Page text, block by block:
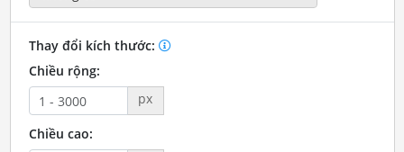
Thay đổi kích thước:
Chiều rộng:
px
Chiều cao: